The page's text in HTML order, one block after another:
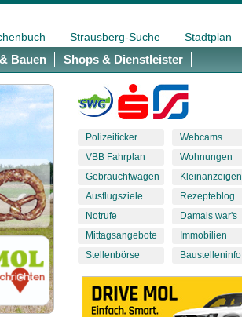
Strausberg-Suche Stadtplan
Bauen Shops & Dienstleister
Polizeiticker
VBB Fahrplan
Gebrauchtwagen
Ausflugsziele
Notrufe
Mittagsangebote
Stellenbörse
Webcams
Wohnungen
Kleinanzeigen
Rezepteblog
Damals war's
Immobilien
Baustelleninfo